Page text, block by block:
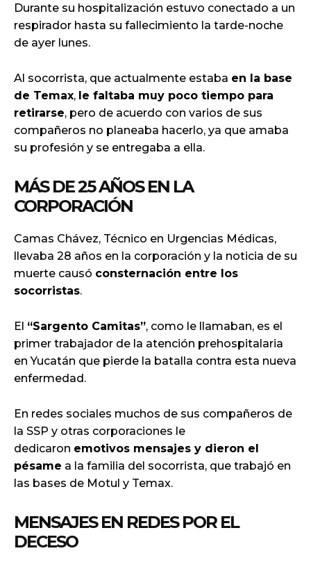
Durante su hospitalización estuvo conectado a un
respirador hasta su fallecimiento la tarde-noche
de ayer lunes.
Al socorrista, que actualmente estaba en la base
de Temax, le faltaba muy poco tiempo para
retirarse, pero de acuerdo con varios de sus
compañeros no planeaba hacerlo, ya que amaba
su profesión y se entregaba a ella.
MÁS DE 25 AÑOS EN LA
CORPORACIÓN
Camas Chávez, Técnico en Urgencias Médicas,
llevaba 28 años en la corporación y la noticia de su
muerte causó consternación entre los
socorristas.
El “Sargento Camitas”, como le llamaban, es el
primer trabajador de la atención prehospitalaria
en Yucatán que pierde la batalla contra esta nueva
enfermedad.
En redes sociales muchos de sus compañeros de
la SSP y otras corporaciones le
dedicaron emotivos mensajes y dieron el
pésame a la familia del socorrista, que trabajó en
las bases de Motul y Temax.
MENSAJES EN REDES POR EL
DECESO